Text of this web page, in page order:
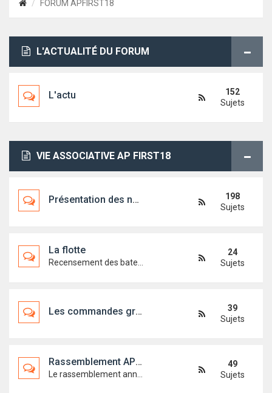
FORUM APFIRST18
L'ACTUALITÉ DU FORUM
L'actu
152
Sujets
VIE ASSOCIATIVE AP FIRST18
Présentation des nouveaux arrivants
198
Sujets
La flotte
24
Sujets
Les commandes groupées
39
Sujets
Rassemblement APFIRST18
49
Sujets